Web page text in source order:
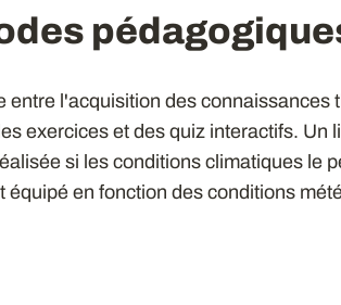
entre l'acquisition des connaissances
exercices et des quiz interactifs. Un
si les conditions climatiques le
en fonction des conditions